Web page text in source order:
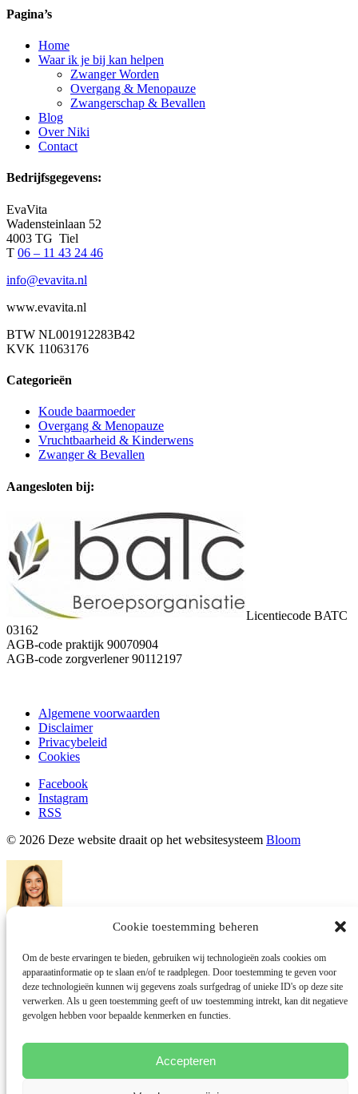
Cookie toestemming beheren
Om de beste ervaringen te bieden, gebruiken wij technologieën zoals cookies om
apparaatinformatie op te slaan en/of te raadplegen. Door toestemming te geven voor
deze technologieën kunnen wij gegevens zoals surfgedrag of unieke ID's op deze site
verwerken. Als u geen toestemming geeft of uw toestemming intrekt, kan dit negatieve
gevolgen hebben voor bepaalde kenmerken en functies.
Accepteren
Pagina’s
Home
Waar ik je bij kan helpen
Zwanger Worden
Overgang & Menopauze
Zwangerschap & Bevallen
Blog
Over Niki
Contact
Bedrijfsgegevens:
EvaVita
Wadensteinlaan 52
4003 TG Tiel
T 06 – 11 43 24 46
info@evavita.nl
www.evavita.nl
BTW NL001912283B42
KVK 11063176
Categorieën
Koude baarmoeder
Overgang & Menopauze
Vruchtbaarheid & Kinderwens
Zwanger & Bevallen
Aangesloten bij:
Licentiecode BATC
03162
AGB-code praktijk 90070904
AGB-code zorgverlener 90112197
Algemene voorwaarden
Disclaimer
Privacybeleid
Cookies
Facebook
Instagram
RSS
© 2026 Deze website draait op het websitesysteem Bloom
Typically replies within an hour
I will be back soon
It’s your friend Dany Williams. How can I help you?